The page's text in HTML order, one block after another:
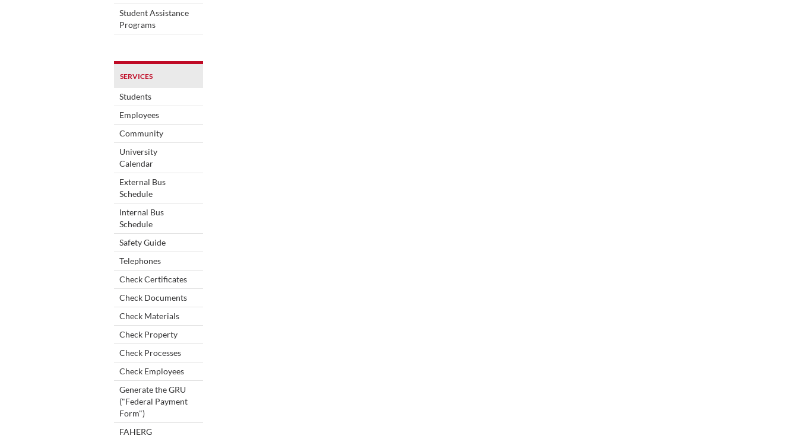
Student Assistance
Programs
SERVICES
Students
Employees
Community
University
Calendar
External Bus
Schedule
Internal Bus
Schedule
Safety Guide
Telephones
Check Certificates
Check Documents
Check Materials
Check Property
Check Processes
Check Employees
Generate the GRU
("Federal Payment
Form")
FAHERG